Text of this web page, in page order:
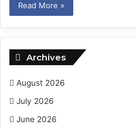
Read More »
Archives
August 2026
July 2026
June 2026